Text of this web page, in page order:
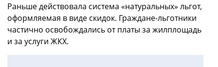
Раньше действовала система «натуральных» льгот,
оформляемая в виде скидок. Граждане-льготники
частично освобождались от платы за жилплощадь
и за услуги ЖКХ.